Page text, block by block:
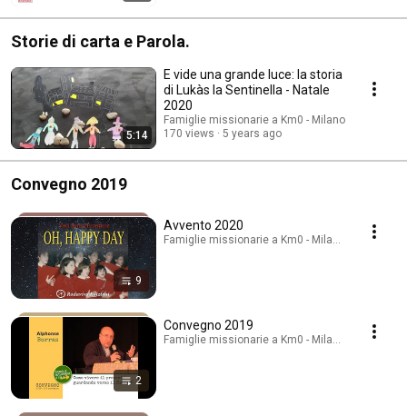
Storie di carta e Parola.
5:14
E vide una grande luce: la storia
di Lukàs la Sentinella - Natale
2020
Famiglie missionarie a Km0 - Milano
170 views
5 years ago
Convegno 2019
9
Avvento 2020
Famiglie missionarie a Km0 - Milano · Playlist
2
Convegno 2019
Famiglie missionarie a Km0 - Milano · Playlist